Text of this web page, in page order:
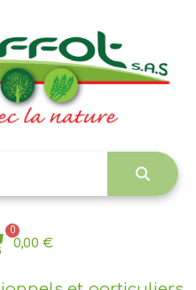
0,00 €